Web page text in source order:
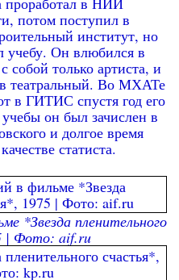
потом поступил в
институт, но
учебу. Он влюбился в
только артиста, и
театральный. Во МХАТе
в ГИТИС спустя год его
он был зачислен в
и долгое время
статиста.
*Звезда пленительного
| Фото: aif.ru